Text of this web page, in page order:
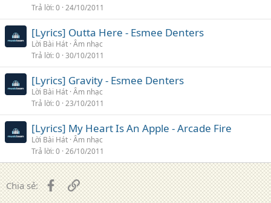
Trả lời 0 24/10/2011
[Lyrics] Outta Here - Esmee Denters
Lời Bài Hát Âm nhạc
Trả lời 0 30/10/2011
[Lyrics] Gravity - Esmee Denters
Lời Bài Hát Âm nhạc
Trả lời 0 23/10/2011
[Lyrics] My Heart Is An Apple - Arcade Fire
Lời Bài Hát Âm nhạc
Trả lời 0 26/10/2011
Chia sẻ: FacebookLiên kết